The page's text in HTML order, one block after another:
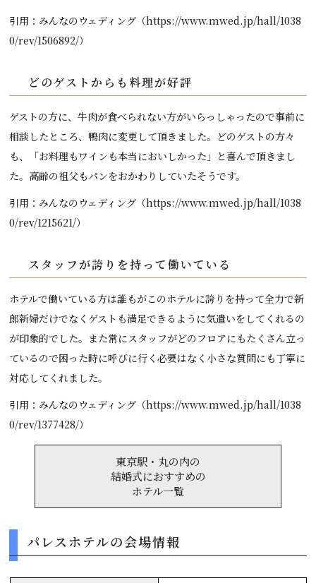
引用：みんなのウェディング（https://www.mwed.jp/hall/1038
0/rev/1506892/）
どのゲストからも料理が好評
ゲストの方に、牛肉が食べられない方がいらっしゃったので事前に
相談したところ、鴨肉に変更して頂きました。どのゲストの方々
も、「お料理もワインも本当においしかった」と喜んで頂きまし
た。高齢の祖父もパンをおかわりしていたそうです。
引用：みんなのウェディング（https://www.mwed.jp/hall/1038
0/rev/1215621/）
スタッフが誇りを持って働いている
ホテルで働いている方は誰もがこのホテルに誇りを持って全力で新
郎新婦だけでなくゲストも満足できるように気遣いをしてくれるの
が印象的でした。また常にスタッフがどのフロアにもたくさん立っ
ているので困った時に呼びに行く必要はなく小さな質問にも丁寧に
対応してくれました。
引用：みんなのウェディング（https://www.mwed.jp/hall/1038
0/rev/1377428/）
東京駅・丸の内の
結婚式におすすめの
ホテル一覧
パレスホテルの会場情報